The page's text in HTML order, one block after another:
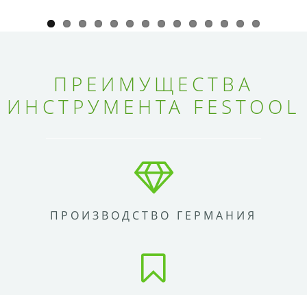
ПРЕИМУЩЕСТВА
ИНСТРУМЕНТА FESTOOL
ПРОИЗВОДСТВО ГЕРМАНИЯ